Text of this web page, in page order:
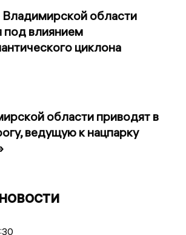
Владимирской области
под влиянием
циклона
области приводят в
ведущую к нацпарку